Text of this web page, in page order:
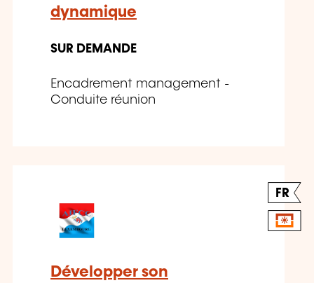
dynamique
SUR DEMANDE
Encadrement management -
Conduite réunion
FR
Développer son